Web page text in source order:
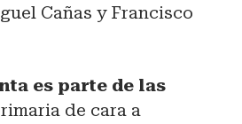
Cañas y Francisco
es parte de las
de cara a